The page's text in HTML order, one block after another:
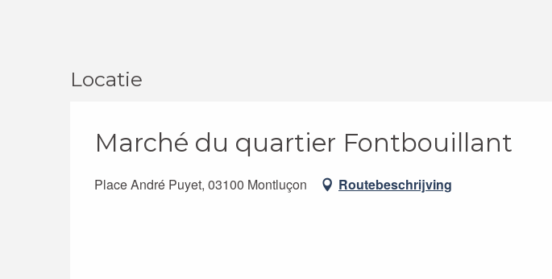
Locatie
Marché du quartier Fontbouillant
Place André Puyet, 03100 Montluçon Routebeschrijving